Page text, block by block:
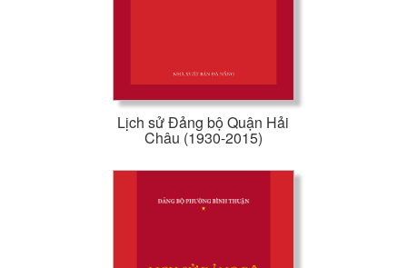
Lịch sử Đảng bộ Quận Hải
Châu (1930-2015)